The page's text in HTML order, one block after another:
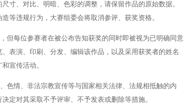
寸、对比、明暗、色彩的调整，请保留作品的原始数据。
等违规行为，大赛组委会将取消参评、获奖资格。
但每位参赛者在被公布告知获奖的同时即被视为已明确同意
表演、印刷、分发、编辑该作品，以及采用获奖者的姓名
宣传活动。
色情、非法宗教宣传等与国家相关法律、法规相抵触的内
定对其采取不予评审、不予发表或删除等措施。